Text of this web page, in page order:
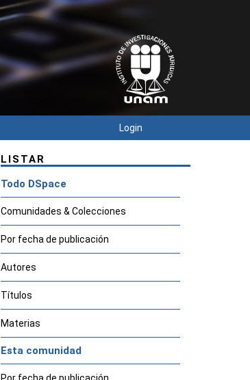
Login
LISTAR
Todo DSpace
Comunidades & Colecciones
Por fecha de publicación
Autores
Títulos
Materias
Esta comunidad